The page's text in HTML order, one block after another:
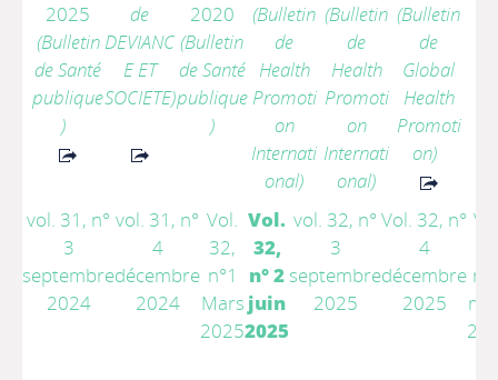
2025
(Bulletin
de Santé
publique
)
de
DEVIANC
E ET
SOCIETE)
2020
(Bulletin
de Santé
publique
)
(Bulletin
de
Health
Promoti
on
Internati
onal)
(Bulletin
de
Health
Promoti
on
Internati
onal)
(Bulletin
de
Global
Health
Promoti
on)
vol. 31, n°
3
septembre
2024
vol. 31, n°
4
décembre
2024
Vol.
32,
n°1
Mars
2025
Vol.
32,
n° 2
juin
2025
vol. 32, n°
3
septembre
2025
Vol. 32, n°
4
décembre
2025
n°